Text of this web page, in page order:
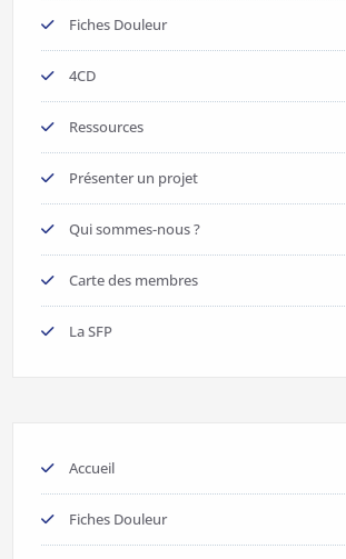
Fiches Douleur
4CD
Ressources
Présenter un projet
Qui sommes-nous ?
Carte des membres
La SFP
Accueil
Fiches Douleur